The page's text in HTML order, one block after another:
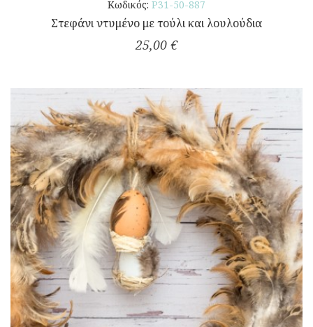
Κωδικός: Ρ31-50-887
Στεφάνι ντυμένο με τούλι και λουλούδια
25,00 €